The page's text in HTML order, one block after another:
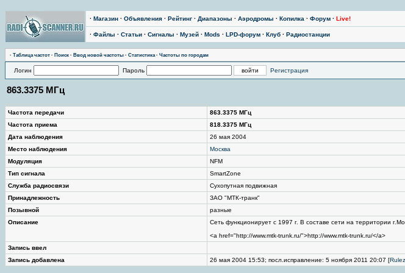
· Магазин · Объявления · Рейтинг · Диапазоны · Аэродромы · Копилка · Форум · Live!
· Файлы · Статьи · Сигналы · Музей · Mods · LPD-форум · Клуб · Радиостанции
· Таблица частот · Поиск · Ввод новой частоты · Статистика· Частоты по городам
Логин Пароль Регистрация
863.3375 МГц
Частота передачи
863.3375 МГц
Частота приема
818.3375 МГц
Дата наблюдения
26 мая 2004
Место наблюдения
Москва
Модуляция
NFM
Тип сигнала
SmartZone
Служба радиосвязи
Сухопутная подвижная
Принадлежность
ЗАО "МТК-транк"
Позывной
разные
Описание
Сеть функционирует с 1997 г. В составе сети на территории
<a href="http://www.mtk-trunk.ru/">http://www.mtk-trunk.ru/</a>
Запись ввел
Запись добавлена
26 мая 2004 15:53; посл.исправление: 5 ноября 2011 20:07 [